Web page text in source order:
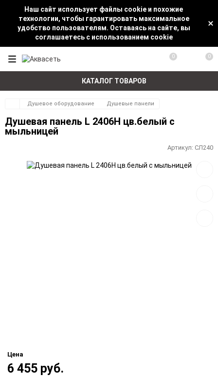
Наш сайт использует файлы cookie и похожие
технологии, чтобы гарантировать максимальное
удобство пользователям. Оставаясь на сайте, вы
соглашаетесь с использованием cookie
КАТАЛОГ ТОВАРОВ
0 0
Душевое оборудование Душевые панели
Душевая панель L 2406Н цв.белый с
мыльницей
Артикул: СЛ240
Цена
6 455 руб.